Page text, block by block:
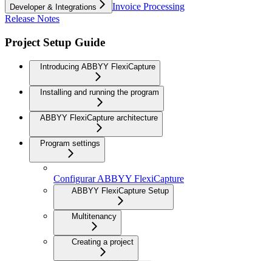
Developer & Integrations
Invoice Processing
Release Notes
Project Setup Guide
Introducing ABBYY FlexiCapture
Installing and running the program
ABBYY FlexiCapture architecture
Program settings
Configurar ABBYY FlexiCapture
ABBYY FlexiCapture Setup
Multitenancy
Creating a project